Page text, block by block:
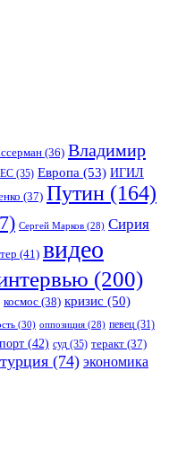
(36) Владимир
ЕС (35) Европа (53) ИГИЛ
(37) Путин (164)
Сергей Марков (28) Сирия
(41) видео
(200)
космос (38) кризис (50)
(30) оппозиция (28) певец (31)
(42) суд (35) теракт (37)
турция (74) экономика